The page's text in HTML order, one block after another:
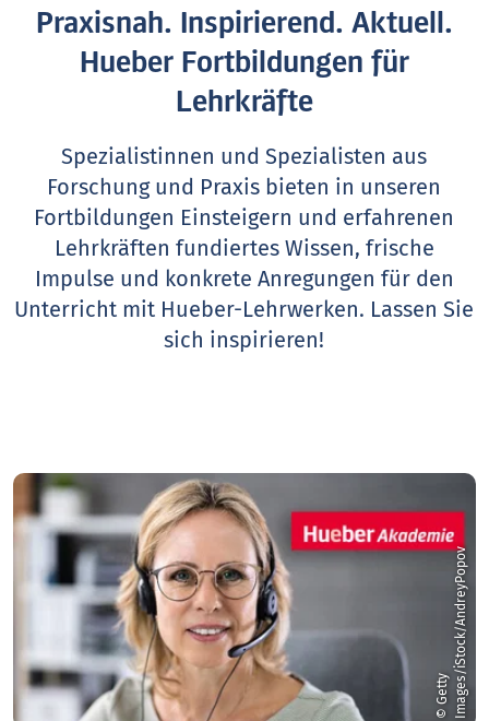
Praxisnah. Inspirierend. Aktuell.
Hueber Fortbildungen für
Lehrkräfte
Spezialistinnen und Spezialisten aus
Forschung und Praxis bieten in unseren
Fortbildungen Einsteigern und erfahrenen
Lehrkräften fundiertes Wissen, frische
Impulse und konkrete Anregungen für den
Unterricht mit Hueber-Lehrwerken. Lassen Sie
sich inspirieren!
©
G
e
t
t
y
I
m
a
g
e
s
/
i
S
t
o
c
k
/
A
n
d
r
e
y
P
o
p
ov